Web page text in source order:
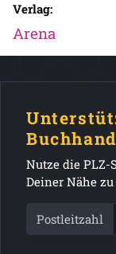
Verlag:
Arena
Nutze die
Deiner Nähe
Postleitzahl